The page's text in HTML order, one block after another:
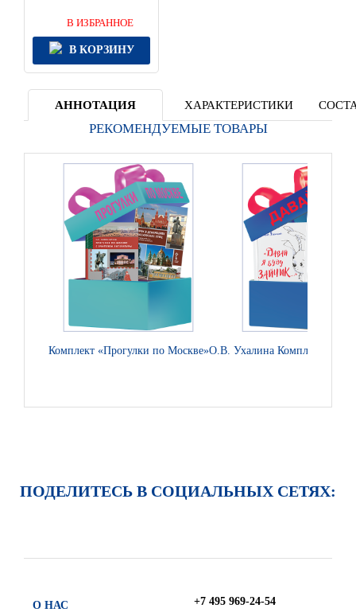
В ИЗБРАННОЕ
В КОРЗИНУ
АННОТАЦИЯ ХАРАКТЕРИСТИКИ
РЕКОМЕНДУЕМЫЕ ТОВАРЫ
Комплект «Прогулки по Москве»О.В. Ухалина Комплект
ПОДЕЛИТЕСЬ В СОЦИАЛЬНЫХ СЕТЯХ:
О НАС
+7 495 969-24-54